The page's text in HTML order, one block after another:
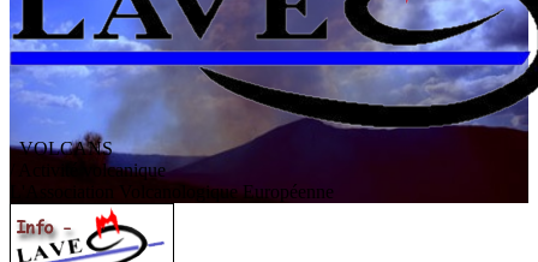
VOLCANS
/ Activité volcanique
ssociation V olcanologiqueEuropéenne